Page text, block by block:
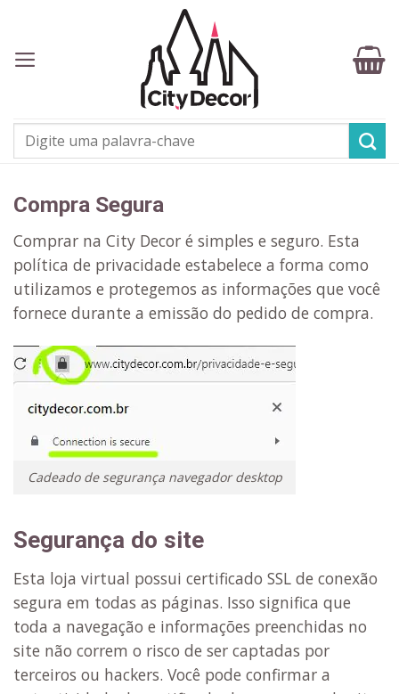
content
Pesquisar
por:
Compra Segura
Comprar na City Decor é simples e seguro. Esta
política de privacidade estabelece a forma como
utilizamos e protegemos as informações que você
fornece durante a emissão do pedido de compra.
Cadeado de segurança navegador desktop
Segurança do site
Esta loja virtual possui certificado SSL de conexão
segura em todas as páginas. Isso significa que
toda a navegação e informações preenchidas no
site não correm o risco de ser captadas por
terceiros ou hackers. Você pode confirmar a